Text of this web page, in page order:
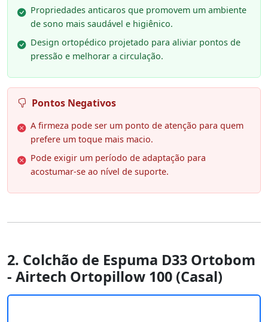
Propriedades anticaros que promovem um ambiente
de sono mais saudável e higiênico.
Design ortopédico projetado para aliviar pontos de
pressão e melhorar a circulação.
Pontos Negativos
A firmeza pode ser um ponto de atenção para quem
prefere um toque mais macio.
Pode exigir um período de adaptação para
acostumar-se ao nível de suporte.
2. Colchão de Espuma D33 Ortobom
- Airtech Ortopillow 100 (Casal)